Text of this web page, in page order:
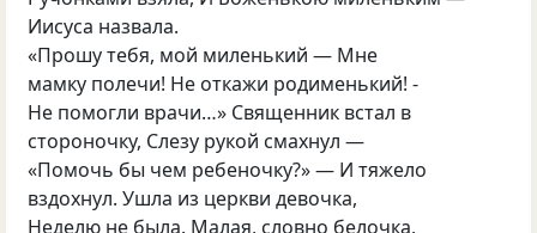
Иисуса назвала.
«Прошу тебя, мой миленький — Мне
мамку полечи! Не откажи родименький! -
Не помогли врачи…» Священник встал в
стороночку, Слезу рукой смахнул —
«Помочь бы чем ребеночку?» — И тяжело
вздохнул. Ушла из церкви девочка,
Неделю не была. Малая, словно белочка,